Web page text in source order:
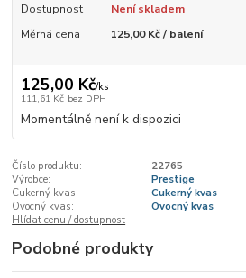
Dostupnost
Není skladem
Měrná cena
125,00 Kč / balení
125,00 Kč/ks
111,61 Kč bez DPH
Momentálně není k dispozici
Číslo produktu:
22765
Výrobce:
Prestige
Cukerný kvas:
Cukerný kvas
Ovocný kvas:
Ovocný kvas
Hlídat cenu / dostupnost
Podobné produkty